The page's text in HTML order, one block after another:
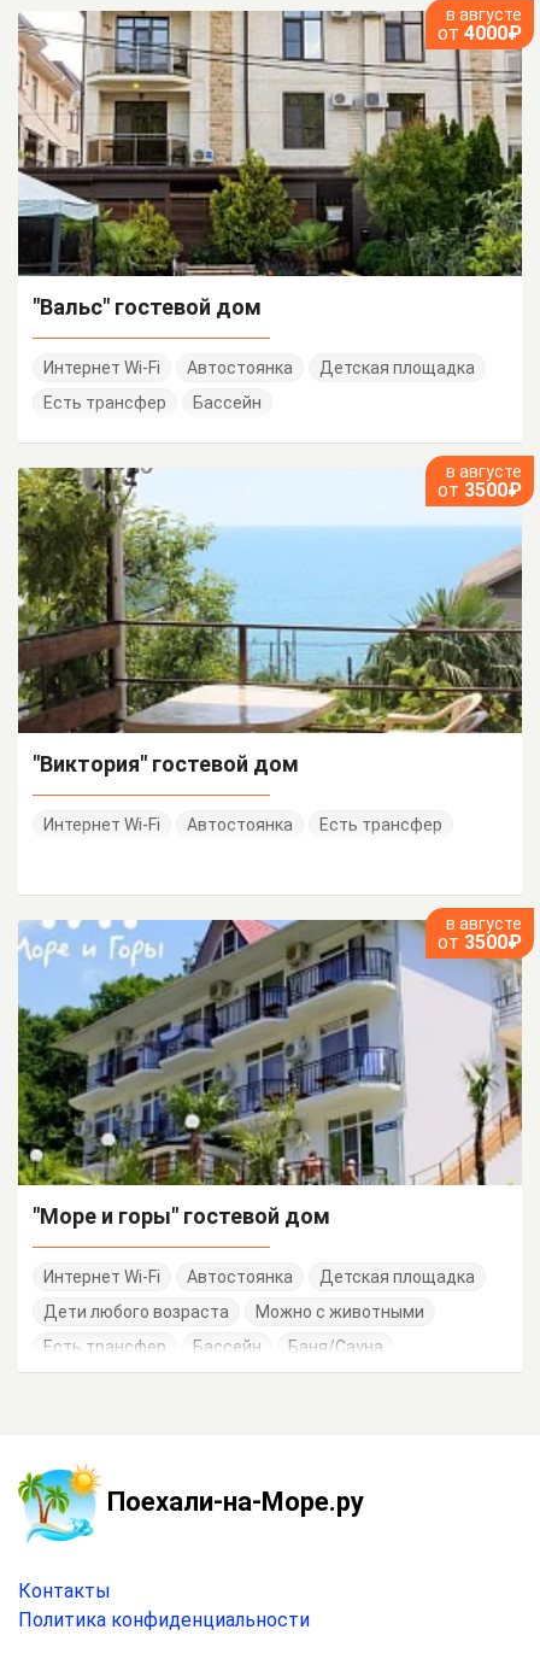
в августе
от 4000₽
"Вальс" гостевой дом
Интернет Wi-Fi Автостоянка
Детская площадка
Есть трансфер
Бассейн
в августе
от 3500₽
"Виктория" гостевой дом
Интернет Wi-Fi Автостоянка Есть трансфер
в августе
от 3500₽
"Море и горы" гостевой дом
Интернет Wi-Fi Автостоянка
Детская площадка
Дети любого возраста
Можно с животными
Есть трансфер
Бассейн
Баня/Сауна
Поехали-на-Море.ру
Контакты
Политика конфиденциальности